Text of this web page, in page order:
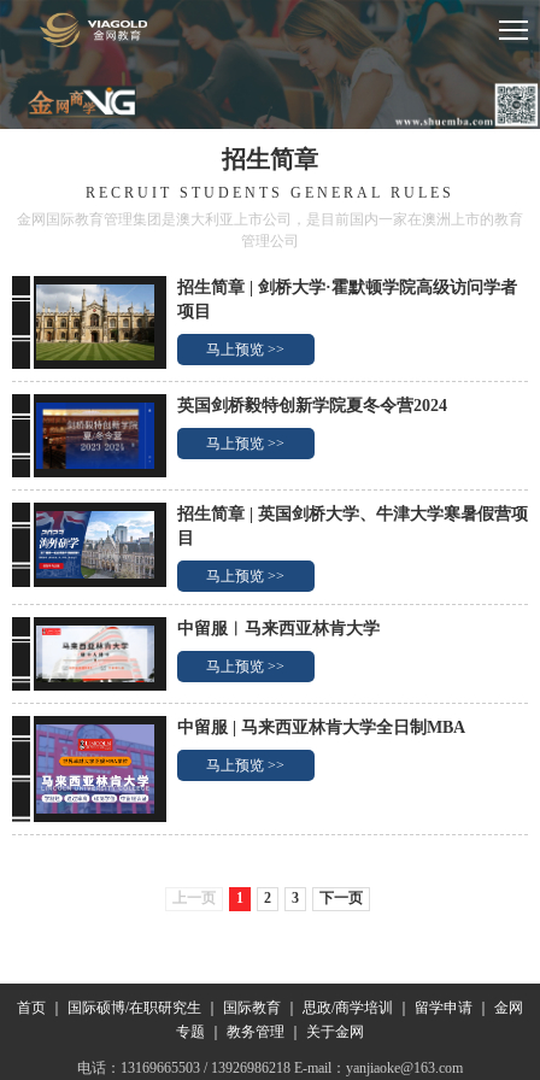
招生简章
RECRUIT STUDENTS GENERAL RULES
金网国际教育管理集团是澳大利亚上市公司，是目前国内一家在澳洲上市的教育
管理公司
招生简章 | 剑桥大学·霍默顿学院高级访问学者
项目
马上预览 >>
英国剑桥毅特创新学院夏冬令营2024
马上预览 >>
招生简章 | 英国剑桥大学、牛津大学寒暑假营项
目
马上预览 >>
中留服︱马来西亚林肯大学
马上预览 >>
中留服 | 马来西亚林肯大学全日制MBA
马上预览 >>
上一页 1 2 3 下一页
首页 ｜ 国际硕博/在职研究生 ｜ 国际教育 ｜ 思政/商学培训 ｜ 留学申请 ｜ 金网
专题 ｜ 教务管理 ｜ 关于金网
电话：13169665503 / 13926986218 E-mail：yanjiaoke@163.com